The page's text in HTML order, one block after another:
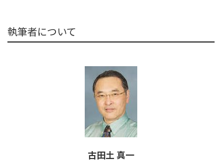
執筆者について
古田土 真一